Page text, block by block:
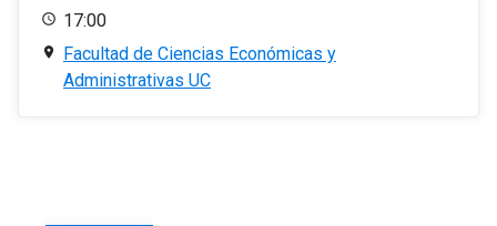
17:00
Facultad de Ciencias Económicas y
Administrativas UC